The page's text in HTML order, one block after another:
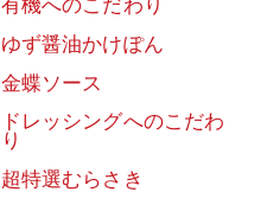
有機へのこだわり
ゆず醤油かけぽん
金蝶ソース
ドレッシングへのこだわ
り
超特選むらさき